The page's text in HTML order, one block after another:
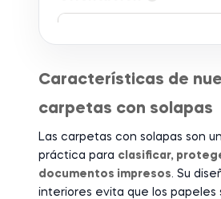
Características de
carpetas con solapas
Las carpetas con solapas son
práctica para clasificar,
documentos impresos. Su
interiores evita que los papeles